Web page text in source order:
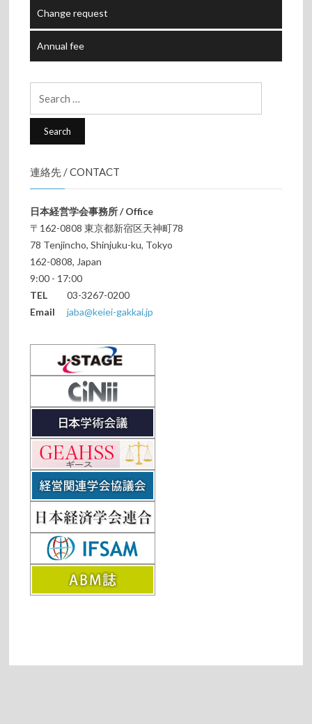
Change request
Annual fee
for:
連絡先 / CONTACT
日本経営学会事務所 / Office
〒162-0808 東京都新宿区天神町78
78 Tenjincho, Shinjuku-ku, Tokyo
162-0808, Japan
9:00 - 17:00
TEL03-3267-0200
Emailjaba@keiei-gakkai.jp